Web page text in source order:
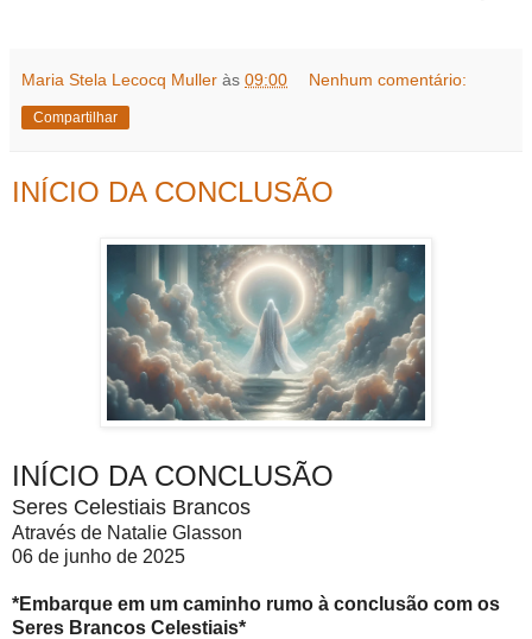
Maria Stela Lecocq Muller às 09:00 Nenhum comentário:
Compartilhar
INÍCIO DA CONCLUSÃO
INÍCIO DA CONCLUSÃO
Seres Celestiais Brancos
Através de Natalie Glasson
06 de junho de 2025
*Embarque em um caminho rumo à conclusão com os
Seres Brancos Celestiais*